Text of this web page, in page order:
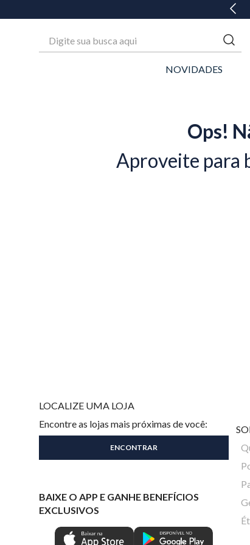
NOVIDADES
Ops!
Aproveite para
LOCALIZE UMA LOJA
Encontre as lojas mais próximas de você:
BAIXE O APP E GANHE BENEFÍCIOS
EXCLUSIVOS